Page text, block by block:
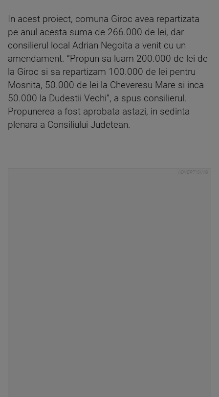
In acest proiect, comuna Giroc avea repartizata
pe anul acesta suma de 266.000 de lei, dar
consilierul local Adrian Negoita a venit cu un
amendament. “Propun sa luam 200.000 de lei de
la Giroc si sa repartizam 100.000 de lei pentru
Mosnita, 50.000 de lei la Cheveresu Mare si inca
50.000 la Dudestii Vechi”, a spus consilierul.
Propunerea a fost aprobata astazi, in sedinta
plenara a Consiliului Judetean.